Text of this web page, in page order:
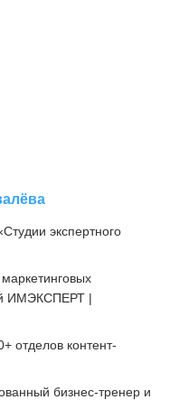
экспертного
ИМЭКСПЕРТ |
отделов контент-
бизнес-тренер и